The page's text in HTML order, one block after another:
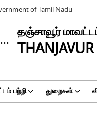
of Tamil Nadu
தஞ்சாவூர்
பற்றி துறைகள்